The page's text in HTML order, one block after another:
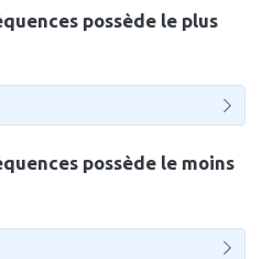
possède le plus
possède le moins